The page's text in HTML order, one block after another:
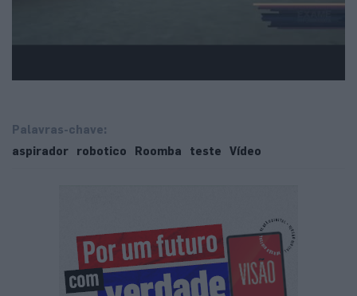
Palavras-chave:
aspirador
robotico Roomba teste Vídeo